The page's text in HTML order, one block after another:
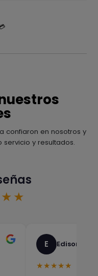
confiaron en nosotros y
y resultados.
E Edison
★★★★★